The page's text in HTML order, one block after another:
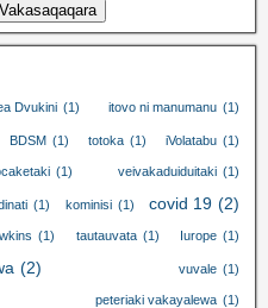
Vakasaqaqara
Dvukini (1) itovo ni manumanu (1)
BDSM (1) totoka (1) iVolatabu (1)
(1) veivakaduiduitaki (1)
(1) kominisi (1) covid 19 (2)
(1) tautauvata (1) Iurope (1)
(2) vuvale (1)
peteriaki vakayalewa (1)